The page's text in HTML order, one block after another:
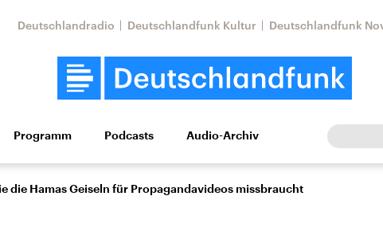
Deutschlandradio Deutschlandfunk Kultur Deutschlandfunk
Wirtschaft Wissen Kultur Europa
Programm Podcasts Audio-Archiv
die Hamas Geiseln für Propagandavideos missbraucht